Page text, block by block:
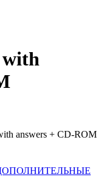
answers + CD-ROM